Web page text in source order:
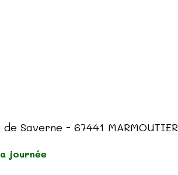
Saverne - 67441 MARMOUTIER
journée